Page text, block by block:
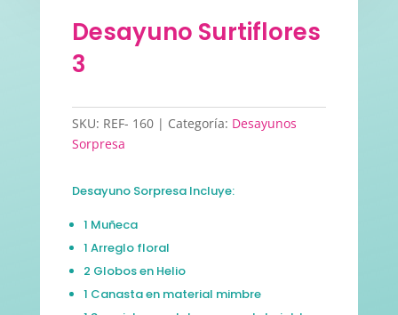
Desayuno Surtiflores
3
SKU: REF- 160 Categoría: Desayunos
Sorpresa
Desayuno Sorpresa Incluye:
1 Muñeca
1 Arreglo floral
2 Globos en Helio
1 Canasta en material mimbre